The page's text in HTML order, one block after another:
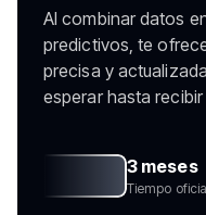
Al combinar datos
predictivos, te
precisa y
esperar hasta
3 meses
Tiempo